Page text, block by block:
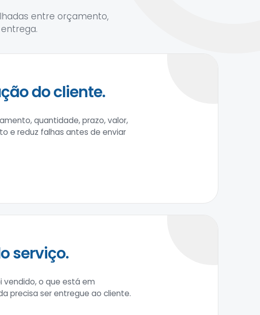
entre orçamento,
do cliente.
quantidade, prazo, valor,
e reduz falhas antes de enviar
serviço.
vendido, o que está em
precisa ser entregue ao cliente.